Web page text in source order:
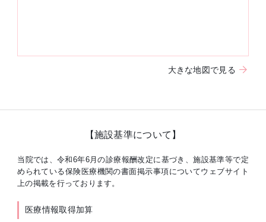
大きな地図で見る
【施設基準について】
当院では、令和6年6月の診療報酬改定に基づき、施設基準等で定
められている保険医療機関の書面掲示事項についてウェブサイト
上の掲載を行っております。
医療情報取得加算